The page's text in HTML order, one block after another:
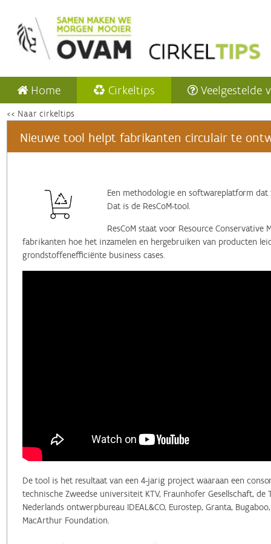
Home Cirkeltips Veelgestelde
<< Naar cirkeltips
Nieuwe tool helpt fabrikanten circulair te
Een methodologie en softwareplatform
Dat is de ResCoM-tool.
ResCoM staat voor Resource
fabrikanten hoe het inzamelen en hergebruiken van producten
grondstoffenefficiënte business cases.
De tool is het resultaat van een 4-jarig project waaraan een
technische Zweedse universiteit KTV, Fraunhofer Gesellschaft, de
Nederlands ontwerpbureau IDEAL&CO, Eurostep, Granta,
MacArthur Foundation.